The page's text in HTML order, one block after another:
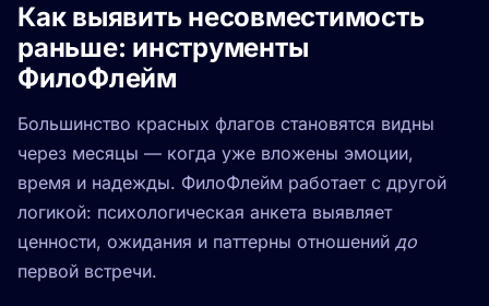
Как выявить несовместимость
раньше: инструменты
ФилоФлейм
Большинство красных флагов становятся видны
через месяцы — когда уже вложены эмоции,
время и надежды. ФилоФлейм работает с другой
логикой: психологическая анкета выявляет
ценности, ожидания и паттерны отношений до
первой встречи.